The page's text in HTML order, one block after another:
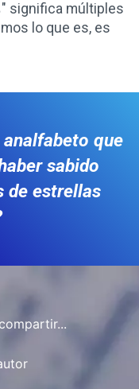
lo que es, es
que
sabido
de estrellas